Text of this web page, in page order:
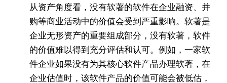
从资产角度看，没有软著的软件在企业融资、并
购等商业活动中的价值会受到严重影响。软著是
企业无形资产的重要组成部分，没有软著，软件
的价值难以得到充分评估和认可。例如，一家软
件企业如果没有为其核心软件产品办理软著，在
企业估值时，该软件产品的价值可能会被低估，